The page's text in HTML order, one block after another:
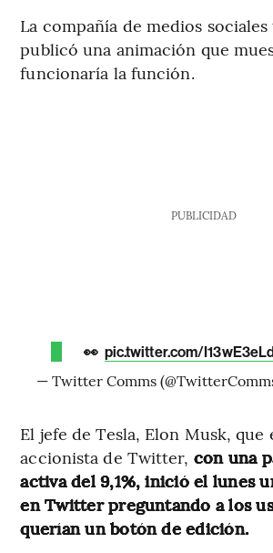
La compañía de medios
publicó una animación que
funcionaría la función.
PUBLICIDAD
👀 pic.twitter.com/
— Twitter Comms
El jefe de Tesla, Elon Musk, que
accionista de Twitter, con una
activa del 9,1%, inició el lunes
en Twitter preguntando a los
querían un botón de edición.